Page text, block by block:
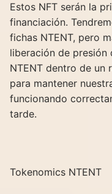
Estos NFT serán la
financiación.
fichas NTENT, pero
liberación de presión
NTENT dentro de un
para mantener
funcionando
tarde.
Tokenomics NTENT